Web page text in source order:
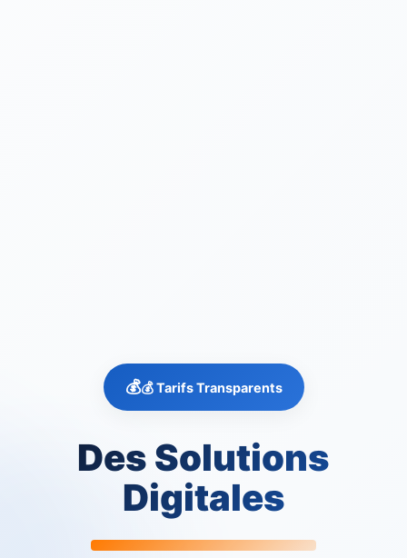
💰 Tarifs Transparents
Des Solutions
Digitales
Accessibles